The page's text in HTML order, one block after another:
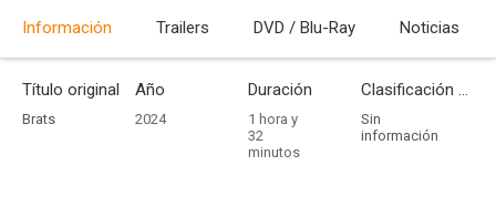
Información Trailers DVD / Blu-Ray Noticias
Título original
Brats
Año
2024
Duración
1 hora y
32
minutos
Clasificación por edades
Sin
información